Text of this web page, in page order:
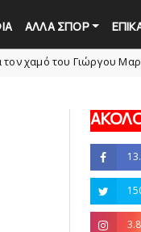
ΑΛΛΑ ΣΠΟΡ
Γιώργου Mαρσέλλου